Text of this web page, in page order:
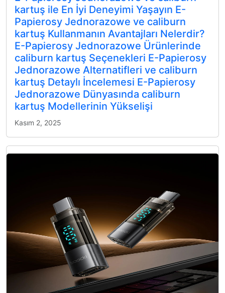
kartuş ile En İyi Deneyimi Yaşayın E-
Papierosy Jednorazowe ve caliburn
kartuş Kullanmanın Avantajları Nelerdir?
E-Papierosy Jednorazowe Ürünlerinde
caliburn kartuş Seçenekleri E-Papierosy
Jednorazowe Alternatifleri ve caliburn
kartuş Detaylı İncelemesi E-Papierosy
Jednorazowe Dünyasında caliburn
kartuş Modellerinin Yükselişi
Kasım 2, 2025